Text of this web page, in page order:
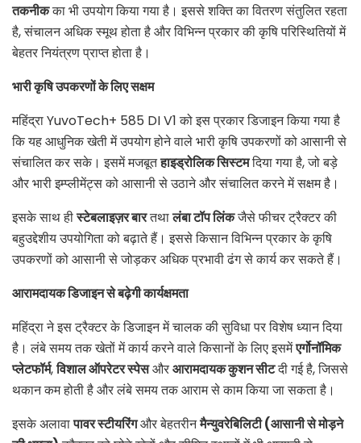
तकनीकका भी उपयोग किया गया है। इससे शक्ति का वितरण संतुलित रहता
है, संचालन अधिक स्मूथ होता है और विभिन्न प्रकार की कृषि परिस्थितियों में
बेहतर नियंत्रण प्राप्त होता है।
भारी कृषि उपकरणों के लिए सक्षम
महिंद्रा YuvoTech+ 585 DI V1 को इस प्रकार डिजाइन किया गया है
कि यह आधुनिक खेती में उपयोग होने वाले भारी कृषि उपकरणों को आसानी से
संचालित कर सके। इसमें मजबूतहाइड्रोलिक सिस्टमदिया गया है, जो बड़े
और भारी इम्प्लीमेंट्स को आसानी से उठाने और संचालित करने में सक्षम है।
इसके साथ हीस्टेबलाइज़र बारतथालंबा टॉप लिंकजैसे फीचर ट्रैक्टर की
बहुउद्देशीय उपयोगिता को बढ़ाते हैं। इससे किसान विभिन्न प्रकार के कृषि
उपकरणों को आसानी से जोड़कर अधिक प्रभावी ढंग से कार्य कर सकते हैं।
आरामदायक डिजाइन से बढ़ेगी कार्यक्षमता
महिंद्रा ने इस ट्रैक्टर के डिजाइन में चालक की सुविधा पर विशेष ध्यान दिया
है। लंबे समय तक खेतों में कार्य करने वाले किसानों के लिए इसमेंएर्गोनॉमिक
प्लेटफॉर्म,विशाल ऑपरेटर स्पेसऔरआरामदायक कुशन सीटदी गई है, जिससे
थकान कम होती है और लंबे समय तक आराम से काम किया जा सकता है।
इसके अलावापावर स्टीयरिंगऔर बेहतरीनमैन्युवरेबिलिटी (आसानी से मोड़ने